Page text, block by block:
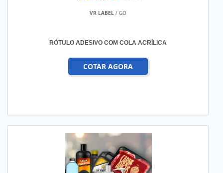
VR LABEL / GO
RÓTULO ADESIVO COM COLA ACRÍLICA
COTAR AGORA